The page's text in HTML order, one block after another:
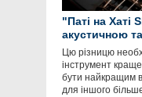
"Паті на Хаті
акустичною
Цю різницю
інструмент
бути найкращим
для іншого